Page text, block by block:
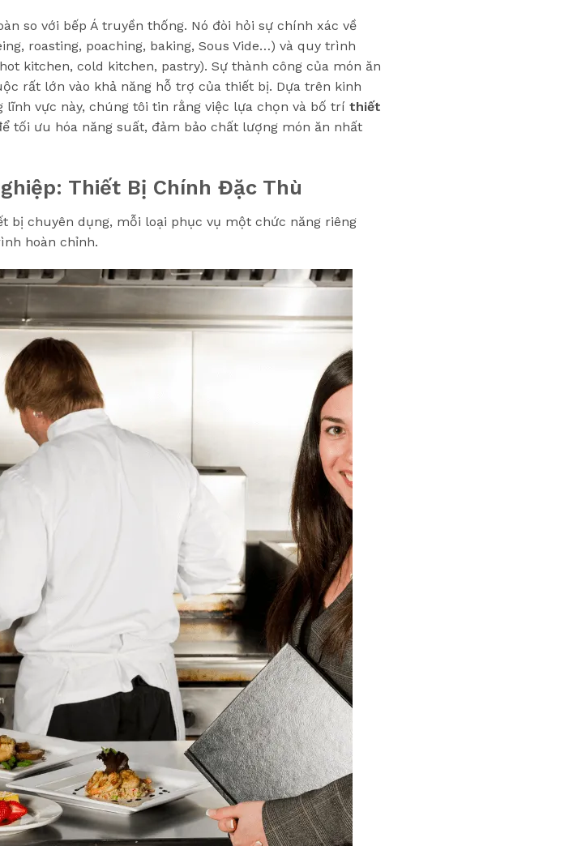
so với bếp Á truyền thống. Nó đòi hỏi sự chính xác về
roasting, poaching, baking, Sous Vide…) và quy trình
kitchen, cold kitchen, pastry). Sự thành công của món ăn
rất lớn vào khả năng hỗ trợ của thiết bị. Dựa trên kinh
vực này, chúng tôi tin rằng việc lựa chọn và bố trí thiết
tối ưu hóa năng suất, đảm bảo chất lượng món ăn nhất
Thiết Bị Chính Đặc Thù
bị chuyên dụng, mỗi loại phục vụ một chức năng riêng
hoàn chỉnh.